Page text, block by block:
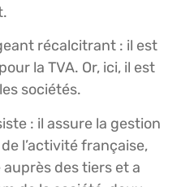
récalcitrant : il est
la TVA. Or, ici, il est
sociétés.
: il assure la gestion
l’activité française,
des tiers et a